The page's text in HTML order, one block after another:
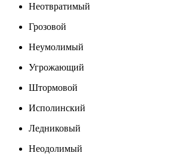
Неотвратимый
Грозовой
Неумолимый
Угрожающий
Штормовой
Исполинский
Ледниковый
Неодолимый